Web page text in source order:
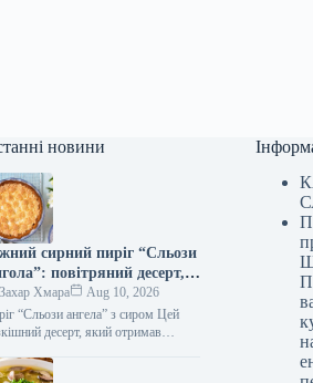
новини
сирний пиріг “Сльози
повітряний десерт,
тане в роті
Захар Хмара
Aug 10, 2026
“Сльози ангела” з сиром Цей
десерт, який отримав
зовсім нескладно. Його